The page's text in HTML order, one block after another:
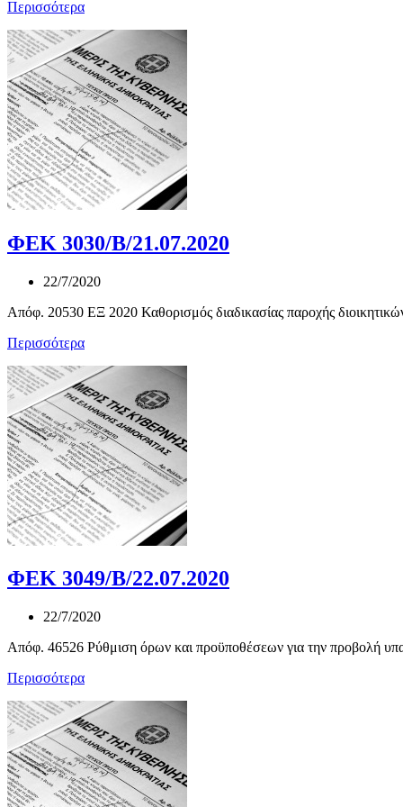
Περισσότερα
ΦΕΚ 3030/Β/21.07.2020
22/7/2020
Απόφ. 20530 ΕΞ 2020 Καθορισμός διαδικασίας παροχής
Περισσότερα
ΦΕΚ 3049/Β/22.07.2020
22/7/2020
Απόφ. 46526 Ρύθμιση όρων και προϋποθέσεων για την προβολή
Περισσότερα